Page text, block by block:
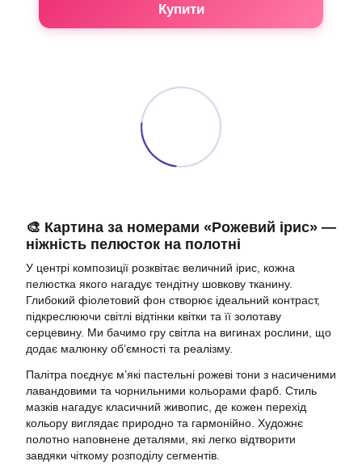
Купити
🎨 Картина за номерами «Рожевий ірис» —
ніжність пелюсток на полотні
У центрі композиції розквітає величний ірис, кожна
пелюстка якого нагадує тендітну шовкову тканину.
Глибокий фіолетовий фон створює ідеальний контраст,
підкреслюючи світлі відтінки квітки та її золотаву
серцевину. Ми бачимо гру світла на вигинах рослини, що
додає малюнку об’ємності та реалізму.
Палітра поєднує м’які пастельні рожеві тони з насиченими
лавандовими та чорнильними кольорами фарб. Стиль
мазків нагадує класичний живопис, де кожен перехід
кольору виглядає природно та гармонійно. Художнє
полотно наповнене деталями, які легко відтворити
завдяки чіткому розподілу сегментів.